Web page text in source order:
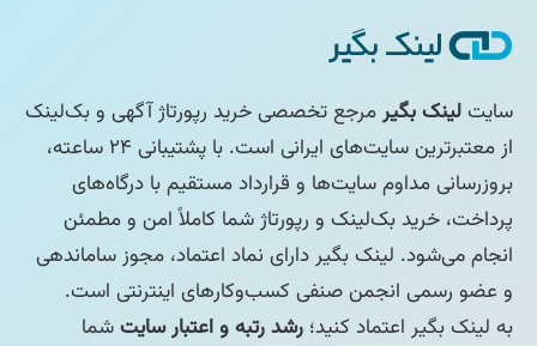
سایتلینک بگیرمرجع تخصصی خرید رپورتاژ آگهی و بک‌لینک
از معتبرترین سایت‌های ایرانی است. با پشتیبانی ۲۴ ساعته،
بروزرسانی مداوم سایت‌ها و قرارداد مستقیم با درگاه‌های
پرداخت، خرید بک‌لینک و رپورتاژ شما کاملاً امن و مطمئن
انجام می‌شود. لینک بگیر دارای نماد اعتماد، مجوز ساماندهی
و عضو رسمی انجمن صنفی کسب‌وکارهای اینترنتی است.
به لینک بگیر اعتماد کنید؛ رشد رتبه و اعتبار سایتشما